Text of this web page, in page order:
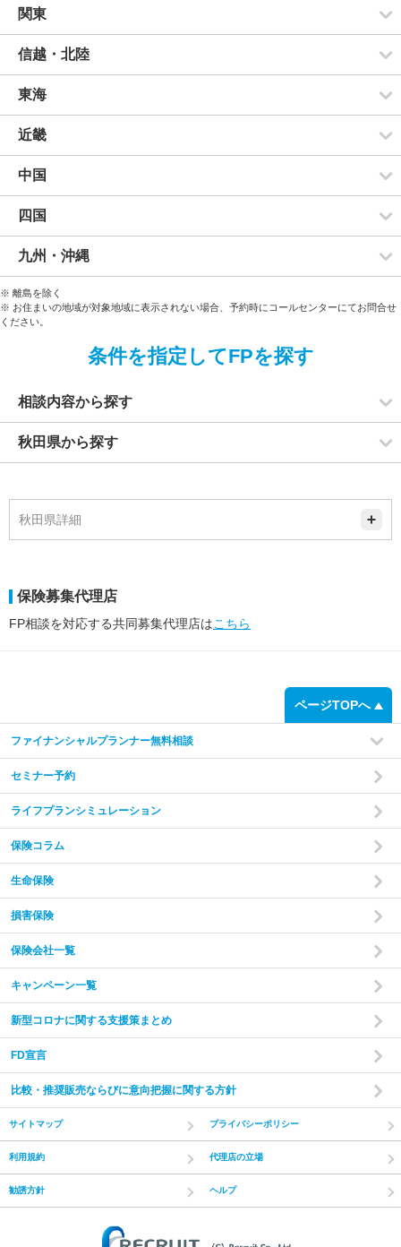
関東
信越・北陸
東海
近畿
中国
四国
九州・沖縄
※ 離島を除く
※ お住まいの地域が対象地域に表示されない場合、予約時にコールセンターにてお問合せ
ください。
条件を指定してFPを探す
相談内容から探す
秋田県から探す
秋田県詳細
保険募集代理店
FP相談を対応する共同募集代理店はこちら
ページTOPへ
ファイナンシャルプランナー無料相談
セミナー予約
ライフプランシミュレーション
保険コラム
生命保険
損害保険
保険会社一覧
キャンペーン一覧
新型コロナに関する支援策まとめ
FD宣言
比較・推奨販売ならびに意向把握に関する方針
サイトマップ プライバシーポリシー
利用規約 代理店の立場
勧誘方針 ヘルプ